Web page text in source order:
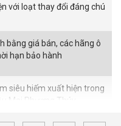
với loạt thay đổi đáng chú
bằng giá bán, các hãng ô
hạn bảo hành
siêu hiếm xuất hiện trong
Mai Phương Thúy